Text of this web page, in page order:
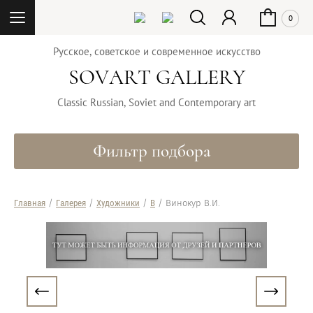
0
Русское, советское и современное искусство
SOVART GALLERY
Classic Russian, Soviet and Contemporary art
Фильтр подбора
Главная / Галерея / Художники / В / Винокур В.И.